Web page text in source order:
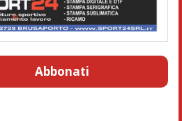
Abbonati